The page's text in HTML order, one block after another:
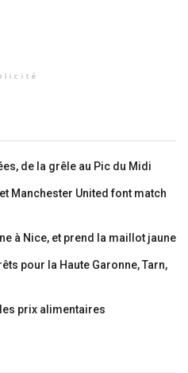
de la grêle au Pic du Midi
Manchester United font match
à Nice, et prend la maillot jaune
pour la Haute Garonne, Tarn,
prix alimentaires